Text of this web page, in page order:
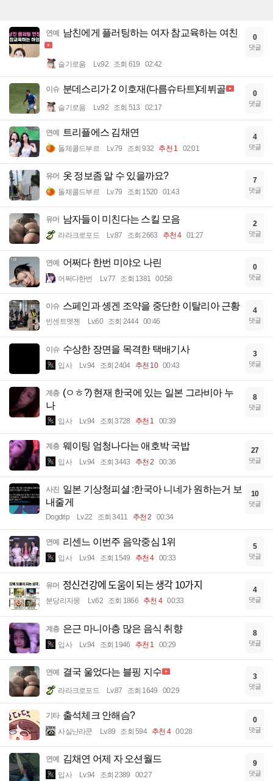
연예 남친에게 플러팅하는 여자 참교육하는 여친
슬기로움 Lv.92 조회 619 02:42
0
댓글
이슈 분데스리가 2 이호재(다름슈타트)데뷔골
슬기로움 Lv.92 조회 513 02:17
0
댓글
연예 트리플에스 김채연
돌체콜드부르 Lv.79 조회 932 추천 1 02:01
4
댓글
유머 옷 정보좀 알 수 있을까요?
돌체콜드부르 Lv.79 조회 1520 01:43
7
댓글
유머 남자들이 미친다는 스킬 모음
라라크로포드 Lv.87 조회 2663 추천 4 01:27
2
댓글
연예 어쩌다 한번 미야오 나린
어쩌다한번 Lv.77 조회 1381 00:58
0
댓글
이슈 스페인과 솅겐 조약을 중단한 이탈리아 근황
빈센트멧젠 Lv.60 조회 2444 00:46
4
댓글
이슈 수상한 장면을 목격한 택배기사
입사 Lv.94 조회 2404 추천 10 00:43
3
댓글
계층 (ㅇㅎ?) 현재 한국에 있는 일본 그라비아 누
나
입사 Lv.94 조회 3728 추천 1 00:39
8
댓글
계층 웨이팅 엄청나다는 애호박 국밥
입사 Lv.94 조회 3443 추천 2 00:36
27
댓글
사진 일본 기상청피셜 :한국아 니네가 원하는거 보
내줄게
Dogdrip Lv.22 조회 3411 추천 2 00:34
10
댓글
연예 리센느 이번주 음악중심 1위
입사 Lv.94 조회 1549 추천 4 00:33
5
댓글
유머 정신건강에 도움이 되는 생각 10가지
분당리자몽 Lv.62 조회 1866 추천 4 00:33
4
댓글
계층 은근 마니아층 많은 음식 취향
입사 Lv.94 조회 1946 추천 1 00:29
8
댓글
연예 결국 울었다는 블핑 지수
라라크로포드 Lv.87 조회 1649 00:29
3
댓글
기타 출석체크 안해슴?
사실난라쿤 Lv.89 조회 594 추천 4 00:28
0
댓글
연예 김채연 어제 자 오션월드
입사 Lv.94 조회 2389 00:27
9
댓글